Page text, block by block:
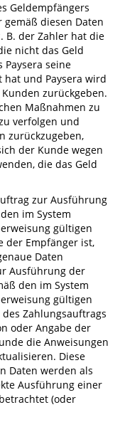
Geldempfängers
diesen Daten
B. der Zahler hat die
nicht das Geld
Paysera seine
und Paysera wird
zurückgeben.
Maßnahmen zu
verfolgen und
zurückzugeben,
der Kunde wegen
die das Geld
zur Ausführung
im System
gültigen
der Empfänger ist,
Daten
Ausführung der
den im System
gültigen
Zahlungsauftrags
oder Angabe der
die Anweisungen
Diese
Daten werden als
Ausführung einer
(oder